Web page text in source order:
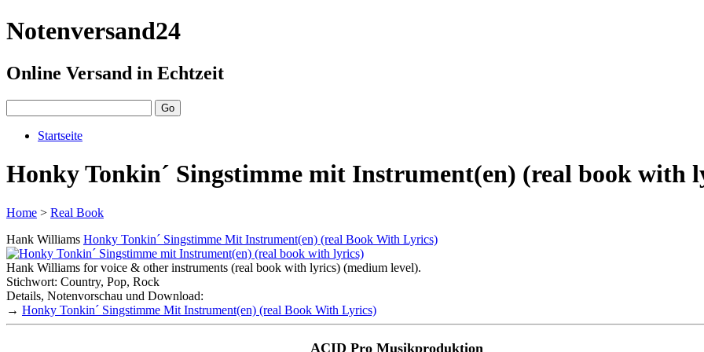
Notenversand24
Online Versand in Echtzeit
Startseite
Honky Tonkin´ Singstimme mit Instrument(en) (real book with
Home > Real Book
Hank Williams Honky Tonkin´ Singstimme Mit Instrument(en) (real Book With Lyrics)
Hank Williams for voice & other instruments (real book with lyrics) (medium level).
Stichwort: Country, Pop, Rock
Details, Notenvorschau und Download:
→ Honky Tonkin´ Singstimme Mit Instrument(en) (real Book With Lyrics)
ACID Pro Musikproduktion